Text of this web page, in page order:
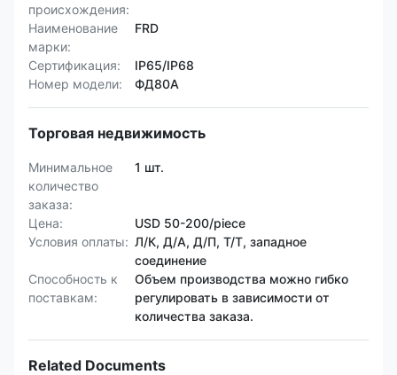
происхождения:
Наименование
марки:
FRD
Сертификация:
IP65/IP68
Номер модели:
ФД80А
Торговая недвижимость
Минимальное
количество
заказа:
1 шт.
Цена:
USD 50-200/piece
Условия оплаты: Л/К, Д/А, Д/П, Т/Т, западное
соединение
Способность к
поставкам:
Объем производства можно гибко
регулировать в зависимости от
количества заказа.
Related Documents